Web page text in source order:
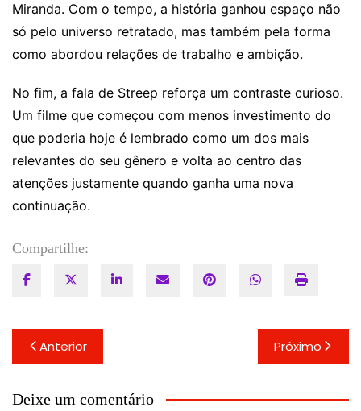
Miranda. Com o tempo, a história ganhou espaço não
só pelo universo retratado, mas também pela forma
como abordou relações de trabalho e ambição.
No fim, a fala de Streep reforça um contraste curioso.
Um filme que começou com menos investimento do
que poderia hoje é lembrado como um dos mais
relevantes do seu gênero e volta ao centro das
atenções justamente quando ganha uma nova
continuação.
Compartilhe:
Navegação
de
Post
Anterior Próximo
Deixe um comentário